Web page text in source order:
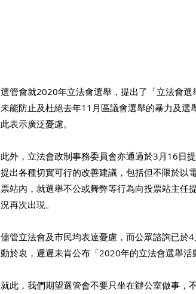
選管會就2020年立法會選舉，提出了「立法會
未能防止及杜絕去年11月區議會選舉的暴力及
此表示廣泛憂慮。
此外，立法會政制事務委員會亦通過於3月16日
提出各種切實可行的改善建議，包括但不限於以
票站內，就選舉不公或舞弊等行為向投票站主任
況再次出現。
儘管立法會及市民均表達憂慮，而公眾諮詢已於
動於衷，遲遲未肯公布「2020年的立法會選舉活
就此，我們期望選管會不要只坐在辦公室做事，